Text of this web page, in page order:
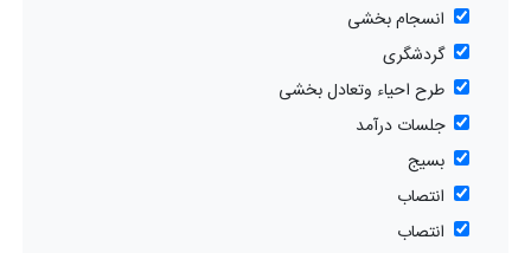
انسجام بخشی
گردشگری
طرح احیاء وتعادل بخشی
جلسات درآمد
بسیج
انتصاب
انتصاب